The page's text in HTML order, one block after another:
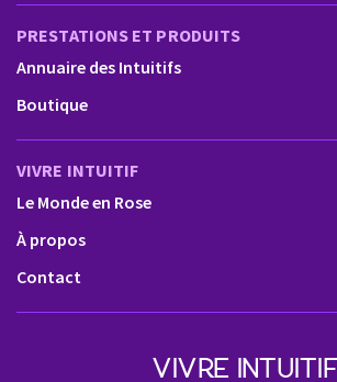
PRESTATIONS ET PRODUITS
Annuaire des Intuitifs
Boutique
VIVRE INTUITIF
Le Monde en Rose
À propos
Contact
VIVRE INTUITIF